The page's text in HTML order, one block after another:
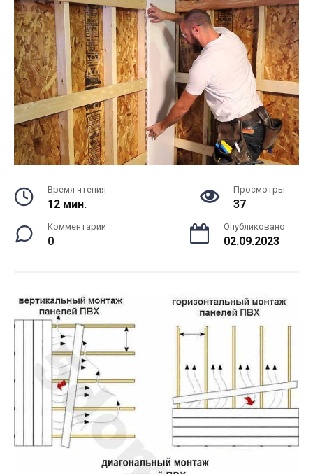
Время чтения
12 мин.
Просмотры
37
Комментарии
0
Опубликовано
02.09.2023